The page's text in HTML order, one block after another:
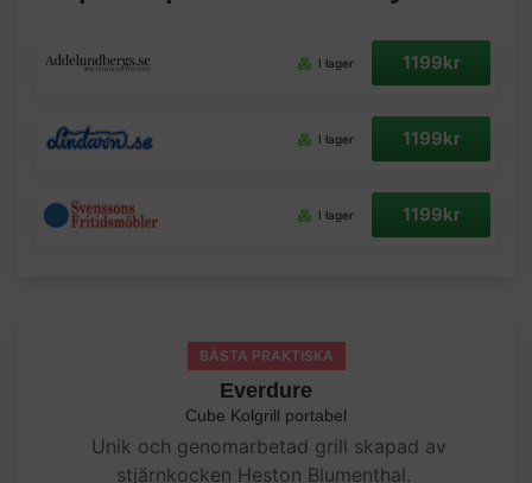
I lager 1199kr
I lager 1199kr
I lager 1199kr
BÄSTA PRAKTISKA
Everdure
Cube Kolgrill portabel
Unik och genomarbetad grill skapad av
stjärnkocken Heston Blumenthal.